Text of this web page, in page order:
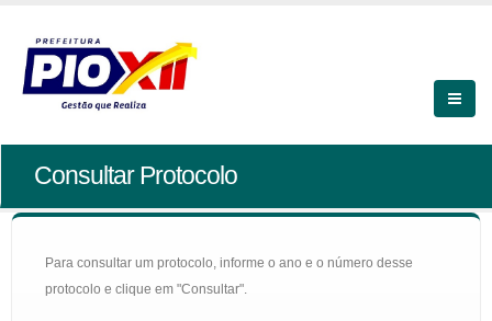
Consultar Protocolo
Para consultar um protocolo, informe o ano e o número desse
protocolo e clique em "Consultar".